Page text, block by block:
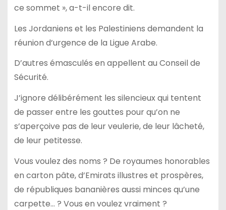
ce sommet », a-t-il encore dit.
Les Jordaniens et les Palestiniens demandent la
réunion d’urgence de la Ligue Arabe.
D’autres émasculés en appellent au Conseil de
Sécurité.
J’ignore délibérément les silencieux qui tentent
de passer entre les gouttes pour qu’on ne
s’aperçoive pas de leur veulerie, de leur lâcheté,
de leur petitesse.
Vous voulez des noms ? De royaumes honorables
en carton pâte, d’Emirats illustres et prospères,
de républiques bananières aussi minces qu’une
carpette… ? Vous en voulez vraiment ?